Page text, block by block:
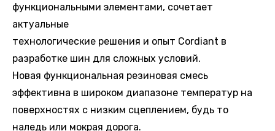
функциональными элементами, сочетает
актуальные
технологические решения и опыт Cordiant в
разработке шин для сложных условий.
Новая функциональная резиновая смесь
эффективна в широком диапазоне температур на
поверхностях с низким сцеплением, будь то
наледь или мокрая дорога.